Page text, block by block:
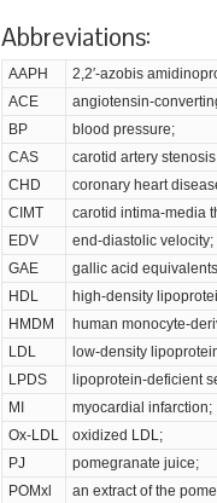
Abbreviations:
AAPH
2,2′-azobis
ACE
angiotensin-
BP
blood pressure;
CAS
carotid artery
CHD
coronary heart
CIMT
carotid intima-media
EDV
end-diastolic velocity;
GAE
gallic acid
HDL
high-density
HMDM
human monocyte-
LDL
low-density
LPDS
lipoprotein-deficient
MI
myocardial infarction;
Ox-LDL
oxidized LDL;
PJ
pomegranate juice;
POMxl
an extract of the